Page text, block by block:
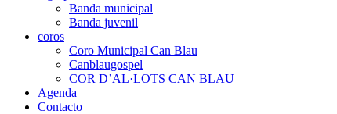
Banda municipal
Banda juvenil
coros
Coro Municipal Can Blau
Canblaugospel
COR D’AL·LOTS CAN BLAU
Agenda
Contacto